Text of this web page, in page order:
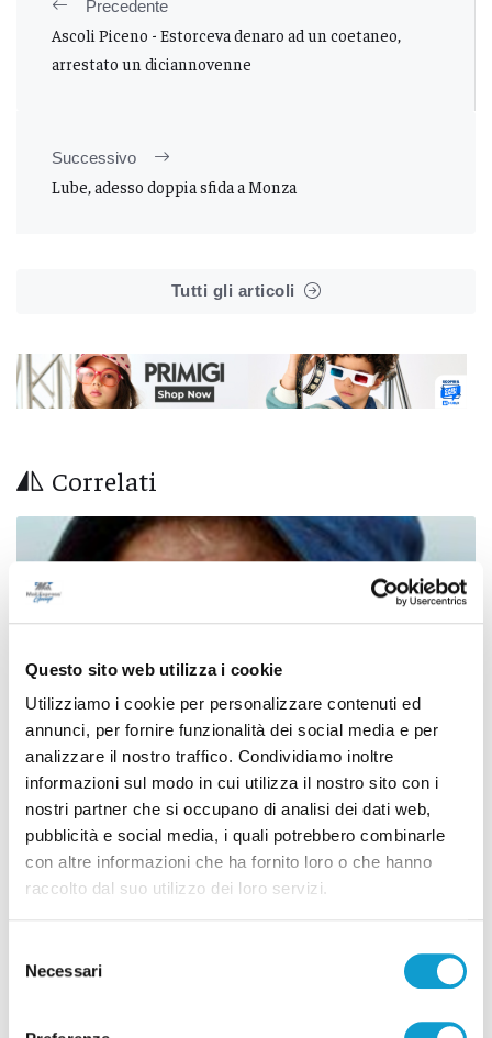
Questo sito web utilizza i cookie
Utilizziamo i cookie per personalizzare contenuti ed
annunci, per fornire funzionalità dei social media e per
analizzare il nostro traffico. Condividiamo inoltre
informazioni sul modo in cui utilizza il nostro sito con i
nostri partner che si occupano di analisi dei dati web,
pubblicità e social media, i quali potrebbero combinarle
con altre informazioni che ha fornito loro o che hanno
raccolto dal suo utilizzo dei loro servizi.
delNecessari
Precedente
Ascoli Piceno - Estorceva denaro ad un coetaneo,
arrestato un diciannovenne
Successivo
Lube, adesso doppia sfida a Monza
Tutti gli articoli
Correlati
Lutto a San Benedetto, morto lo scultore
Marcello Sgattoni